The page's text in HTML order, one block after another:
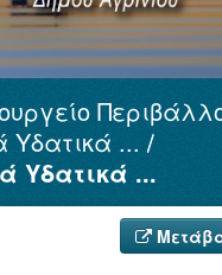
Υδατικά ...
Υδατικά ...